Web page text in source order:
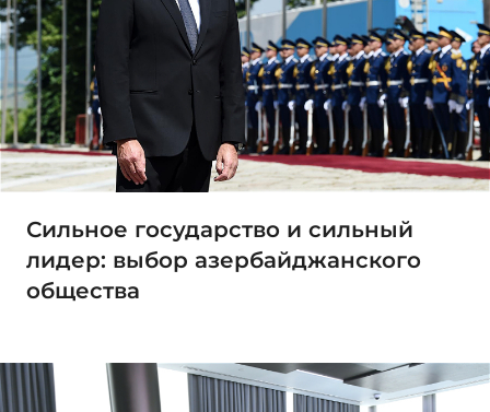
Сильное государство и сильный
лидер: выбор азербайджанского
общества